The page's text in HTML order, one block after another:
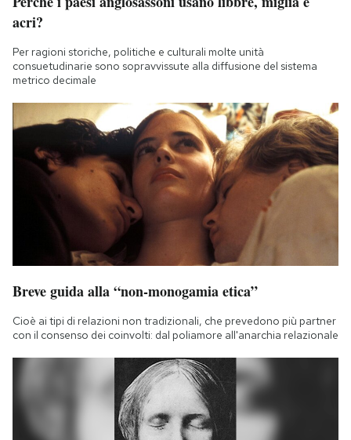
acri?
Per ragioni storiche, politiche e culturali molte unità
consuetudinarie sono sopravvissute alla diffusione del sistema
metrico decimale
Breve guida alla “non-monogamia etica”
Cioè ai tipi di relazioni non tradizionali, che prevedono più partner
con il consenso dei coinvolti: dal poliamore all'anarchia relazionale